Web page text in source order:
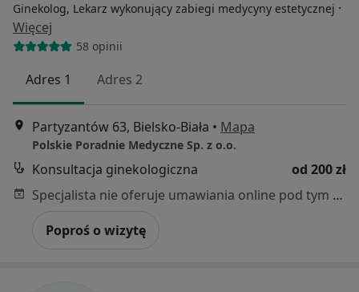
Ginekolog, Lekarz wykonujący zabiegi medycyny estetycznej ·
Więcej
58 opinii
Adres 1 Adres 2
Partyzantów 63, Bielsko-Biała • Mapa
Polskie Poradnie Medyczne Sp. z o.o.
Konsultacja ginekologiczna
od 200 zł
Specjalista nie oferuje umawiania online pod tym adresem.
Poproś o wizytę